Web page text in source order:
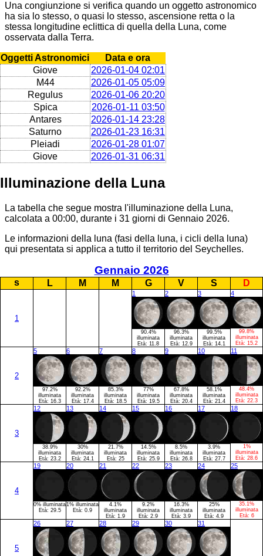
Una congiunzione si verifica quando un oggetto astronomico
ha sia lo stesso, o quasi lo stesso, ascensione retta o la
stessa longitudine eclittica di quella della Luna, come
osservata dalla Terra.
Oggetti Astronomici
Data e ora
Giove
2026-01-04 02:01
M44
2026-01-05 05:09
Regulus
2026-01-06 20:20
Spica
2026-01-11 03:50
Antares
2026-01-14 23:28
Saturno
2026-01-23 16:31
Pleiadi
2026-01-28 01:07
Giove
2026-01-31 06:31
Illuminazione della Luna
La tabella che segue mostra l'illuminazione della Luna,
calcolata a 00:00, durante i 31 giorni di Gennaio 2026.
Le informazioni della luna (fasi della luna, i cicli della luna)
qui presentata si applica a tutto il territorio del Seychelles.
Gennaio 2026
s L M M G V S D
1
1
90.4%
illuminata
Età: 11.8
2
96.3%
illuminata
Età: 12.9
3
99.5%
illuminata
Età: 14.1
4
99.8%
illuminata
Età: 15.2
2
5
97.2%
illuminata
Età: 16.3
6
92.2%
illuminata
Età: 17.4
7
85.3%
illuminata
Età: 18.5
8
77%
illuminata
Età: 19.5
9
67.8%
illuminata
Età: 20.4
10
58.1%
illuminata
Età: 21.4
11
48.4%
illuminata
Età: 22.3
3
12
38.9%
illuminata
Età: 23.2
13
30%
illuminata
Età: 24.1
14
21.7%
illuminata
Età: 25
15
14.5%
illuminata
Età: 25.9
16
8.5%
illuminata
Età: 26.8
17
3.9%
illuminata
Età: 27.7
18
1%
illuminata
Età: 28.6
4
19
0% illuminata
Età: 29.5
20
1% illuminata
Età: 0.9
21
4.1%
illuminata
Età: 1.9
22
9.2%
illuminata
Età: 2.9
23
16.3%
illuminata
Età: 3.9
24
25%
illuminata
Età: 4.9
25
35.1%
illuminata
Età: 6
5
26 27 28 29 30 31